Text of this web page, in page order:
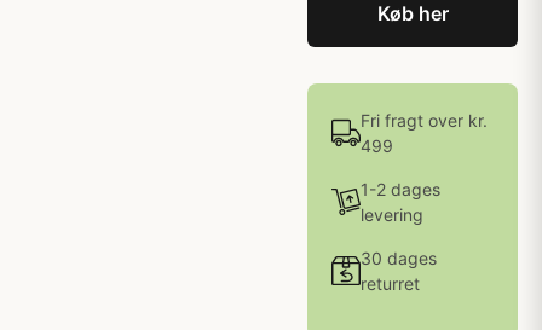
Køb her
Fri fragt over kr.
499
1-2 dages
levering
30 dages
returret